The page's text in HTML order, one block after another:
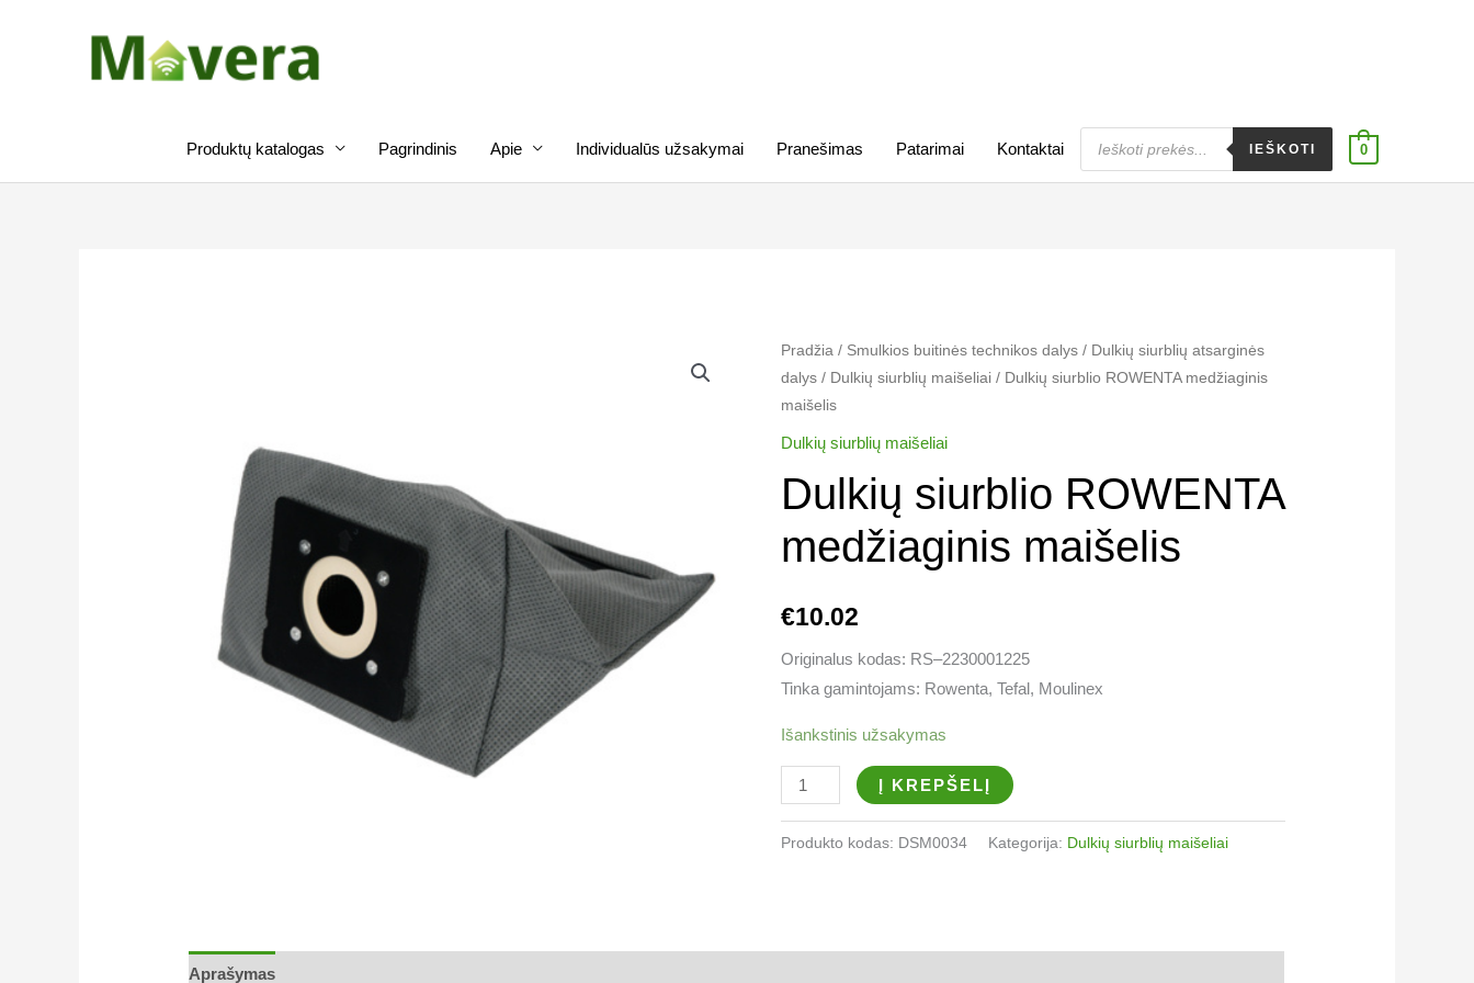
Produktų katalogas Pagrindinis Apie Individualūs užsakymai Pranešimas Patarimai Kontaktai
Products
search
IEŠKOTI 0
Pradžia / Smulkios buitinės technikos dalys / Dulkių siurblių atsarginės
dalys / Dulkių siurblių maišeliai / Dulkių siurblio ROWENTA medžiaginis
maišelis
Dulkių siurblių maišeliai
Dulkių siurblio ROWENTA
medžiaginis maišelis
€10.02
Originalus kodas: RS–2230001225
Tinka gamintojams: Rowenta, Tefal, Moulinex
Išankstinis užsakymas
produkto
kiekis:
Dulkių
siurblio
medžiaginis
Į KREPŠELĮ
Produkto kodas: DSM0034 Kategorija: Dulkių siurblių maišeliai
Aprašymas